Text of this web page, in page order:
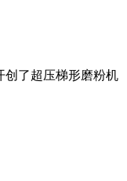
创了超压梯形磨粉机